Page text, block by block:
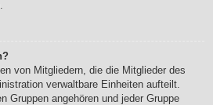
von Mitgliedern, die die Mitglieder des
verwaltbare Einheiten aufteilt.
Gruppen angehören und jeder Gruppe